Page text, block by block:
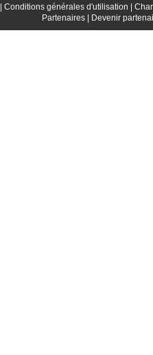
Conditions générales d'utilisation |
Partenaires |
Devenir